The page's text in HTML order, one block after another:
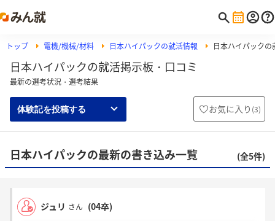
トップ 電機/機械/材料 日本ハイパックの就活情報 日本ハイパックの
日本ハイパックの就活掲示板・口コミ
最新の選考状況・選考結果
体験記を投稿する お気に入り (3)
日本ハイパックの最新の書き込み一覧 (全5件)
ジュリ さん (04卒)